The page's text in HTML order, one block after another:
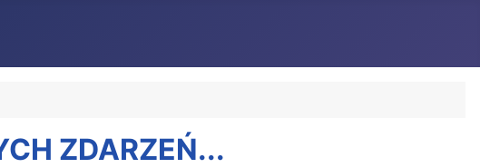
ZDARZEŃ...